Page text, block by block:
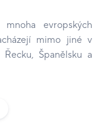
evropských
mimo jiné v
Řecku, Španělsku a
společnosti Pepco